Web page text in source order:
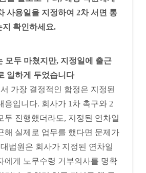
사용일을 지정하여 2차 서면 통
지 확인하세요.
모두 마쳤지만, 지정일에 출근
일하게 두었습니다
가장 결정적인 함정은 지정된
응입니다. 회사가 1차 촉구와 2
두 진행했더라도, 지정된 연차일
해 실제로 업무를 했다면 문제가
법원은 회사가 지정된 연차일
에게 노무수령 거부의사를 명확